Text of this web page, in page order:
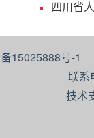
四川省
备15025888号-
联系
技术